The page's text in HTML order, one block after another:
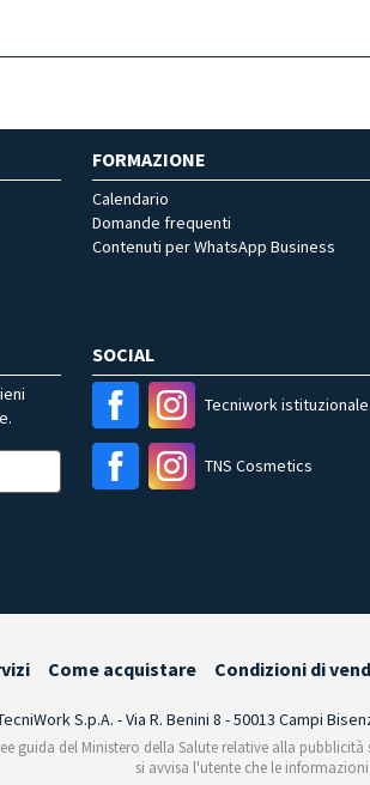
FORMAZIONE
Calendario
Domande frequenti
Contenuti per WhatsApp Business
SOCIAL
Tecniwork istituzionale
TNS Cosmetics
Come acquistare Condizioni di
S.p.A. - Via R. Benini 8 - 50013 Campi
guida del Ministero della Salute relative alla
si avvisa l'utente che le